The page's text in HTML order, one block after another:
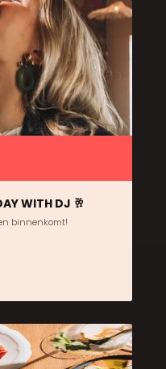
WITH DJ 🥂
binnenkomt!